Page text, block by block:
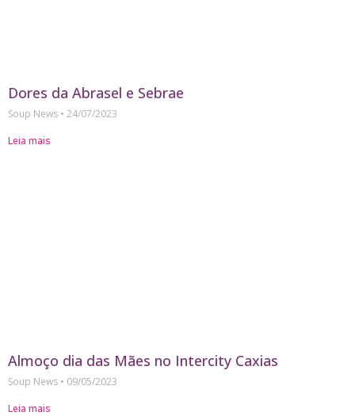
Dores da Abrasel e Sebrae
Soup News
24/07/2023
Leia mais
Almoço dia das Mães no Intercity Caxias
Soup News
09/05/2023
Leia mais